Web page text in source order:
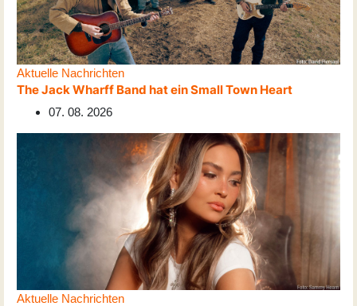
Aktuelle Nachrichten
The Jack Wharff Band hat ein Small Town Heart
07. 08. 2026
Aktuelle Nachrichten